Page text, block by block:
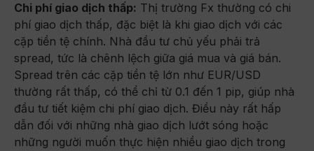
Chi phí giao dịch thấp: Thị trường Fx thường có chi
phí giao dịch thấp, đặc biệt là khi giao dịch với các
cặp tiền tệ chính. Nhà đầu tư chủ yếu phải trả
spread, tức là chênh lệch giữa giá mua và giá bán.
Spread trên các cặp tiền tệ lớn như EUR/USD
thường rất thấp, có thể chỉ từ 0.1 đến 1 pip, giúp nhà
đầu tư tiết kiệm chi phí giao dịch. Điều này rất hấp
dẫn đối với những nhà giao dịch lướt sóng hoặc
những người muốn thực hiện nhiều giao dịch trong